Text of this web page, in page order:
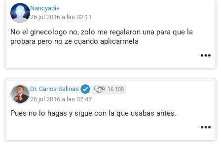
Nancyadis
26 jul 2016 a las 02:11
No el ginecologo no, zolo me regalaron una para que la
probara pero no ze cuando aplicarmela
Dr. Carlos Salinas 16.108
26 jul 2016 a las 02:47
Pues no lo hagas y sigue con la que usabas antes.